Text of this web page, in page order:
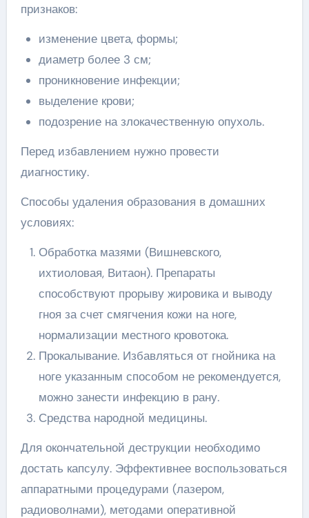
признаков:
изменение цвета, формы;
диаметр более 3 см;
проникновение инфекции;
выделение крови;
подозрение на злокачественную опухоль.
Перед избавлением нужно провести
диагностику.
Способы удаления образования в домашних
условиях:
Обработка мазями (Вишневского,
ихтиоловая, Витаон). Препараты
способствуют прорыву жировика и выводу
гноя за счет смягчения кожи на ноге,
нормализации местного кровотока.
Прокалывание. Избавляться от гнойника на
ноге указанным способом не рекомендуется,
можно занести инфекцию в рану.
Средства народной медицины.
Для окончательной деструкции необходимо
достать капсулу. Эффективнее воспользоваться
аппаратными процедурами (лазером,
радиоволнами), методами оперативной